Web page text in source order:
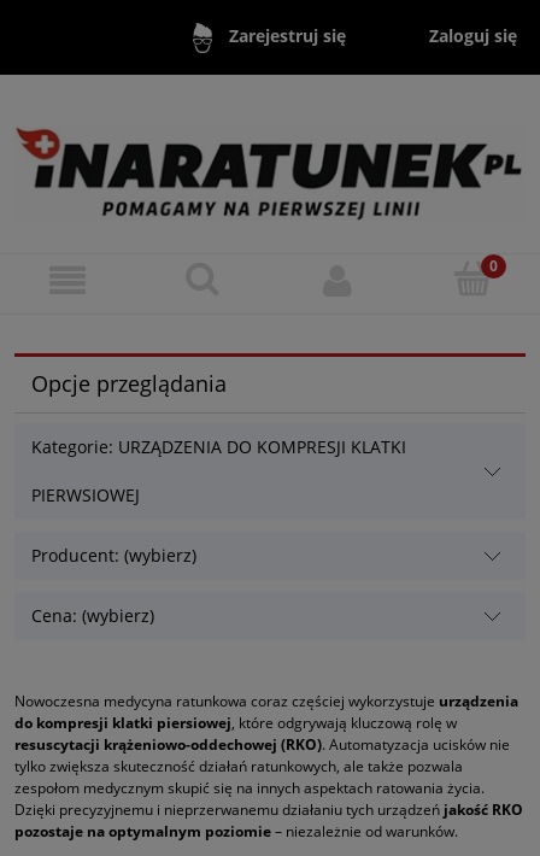
Zarejestruj się Zaloguj się
Opcje przeglądania
Kategorie: URZĄDZENIA DO KOMPRESJI KLATKI
PIERWSIOWEJ
Producent: (wybierz)
Cena: (wybierz)
Nowoczesna medycyna ratunkowa coraz częściej wykorzystuje urządzenia
do kompresji klatki piersiowej, które odgrywają kluczową rolę w
resuscytacji krążeniowo-oddechowej (RKO). Automatyzacja ucisków nie
tylko zwiększa skuteczność działań ratunkowych, ale także pozwala
zespołom medycznym skupić się na innych aspektach ratowania życia.
Dzięki precyzyjnemu i nieprzerwanemu działaniu tych urządzeń jakość RKO
pozostaje na optymalnym poziomie– niezależnie od warunków.